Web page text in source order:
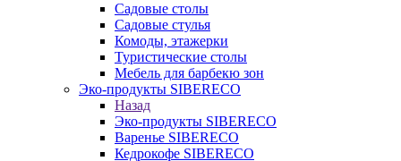
Садовые столы
Садовые стулья
Комоды, этажерки
Туристические столы
Мебель для барбекю зон
Эко-продукты SIBERECO
Назад
Эко-продукты SIBERECO
Варенье SIBERECO
Кедрокофе SIBERECO